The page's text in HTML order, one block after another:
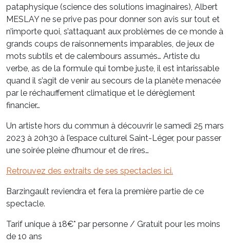
pataphysique (science des solutions imaginaires), Albert
MESLAY ne se prive pas pour donner son avis sur tout et
n’importe quoi, s’attaquant aux problèmes de ce monde à
grands coups de raisonnements imparables, de jeux de
mots subtils et de calembours assumés… Artiste du
verbe, as de la formule qui tombe juste, il est intarissable
quand il s’agit de venir au secours de la planète menacée
par le réchauffement climatique et le dérèglement
financier…
Un artiste hors du commun à découvrir le samedi 25 mars
2023 à 20h30 à l’espace culturel Saint-Léger, pour passer
une soirée pleine d’humour et de rires…
Retrouvez des extraits de ses spectacles ici.
Barzingault reviendra et fera la première partie de ce
spectacle.
Tarif unique à 18€* par personne / Gratuit pour les moins
de 10 ans